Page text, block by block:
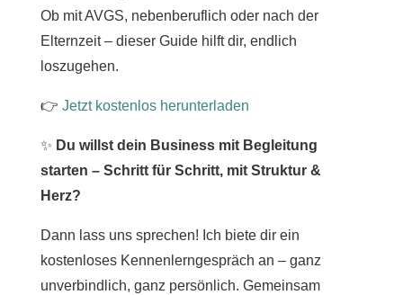
Ob mit AVGS, nebenberuflich oder nach der
Elternzeit – dieser Guide hilft dir, endlich
loszugehen.
👉 Jetzt kostenlos herunterladen
✨ Du willst dein Business mit Begleitung
starten – Schritt für Schritt, mit Struktur &
Herz?
Dann lass uns sprechen! Ich biete dir ein
kostenloses Kennenlerngespräch an – ganz
unverbindlich, ganz persönlich. Gemeinsam